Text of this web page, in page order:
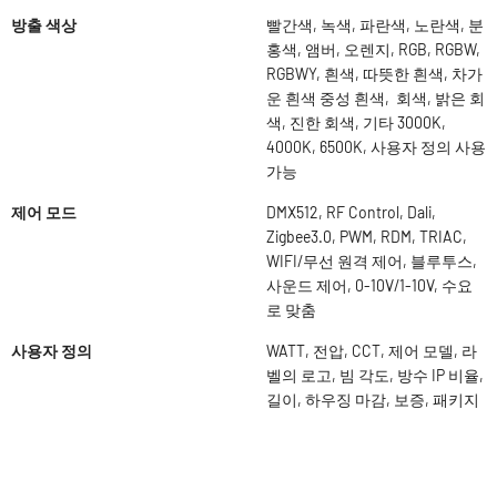
방출 색상
빨간색, 녹색, 파란색, 노란색, 분
홍색, 앰버, 오렌지, RGB, RGBW,
RGBWY, 흰색, 따뜻한 흰색, 차가
운 흰색 중성 흰색, 회색, 밝은 회
색, 진한 회색, 기타 3000K,
4000K, 6500K, 사용자 정의 사용
가능
제어 모드
DMX512, RF Control, Dali,
Zigbee3.0, PWM, RDM, TRIAC,
WIFI/무선 원격 제어, 블루투스,
사운드 제어, 0-10V/1-10V, 수요
로 맞춤
사용자 정의
WATT, 전압, CCT, 제어 모델, 라
벨의 로고, 빔 각도, 방수 IP 비율,
길이, 하우징 마감, 보증, 패키지